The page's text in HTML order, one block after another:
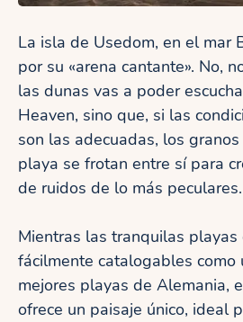
La isla de Usedom, en el mar
por su «arena cantante». No,
las dunas vas a poder
Heaven, sino que, si las
son las adecuadas, los
playa se frotan entre sí para
de ruidos de lo más peculares.
Mientras las tranquilas playas
fácilmente catalogables como
mejores playas de Alemania,
ofrece un paisaje único, ideal